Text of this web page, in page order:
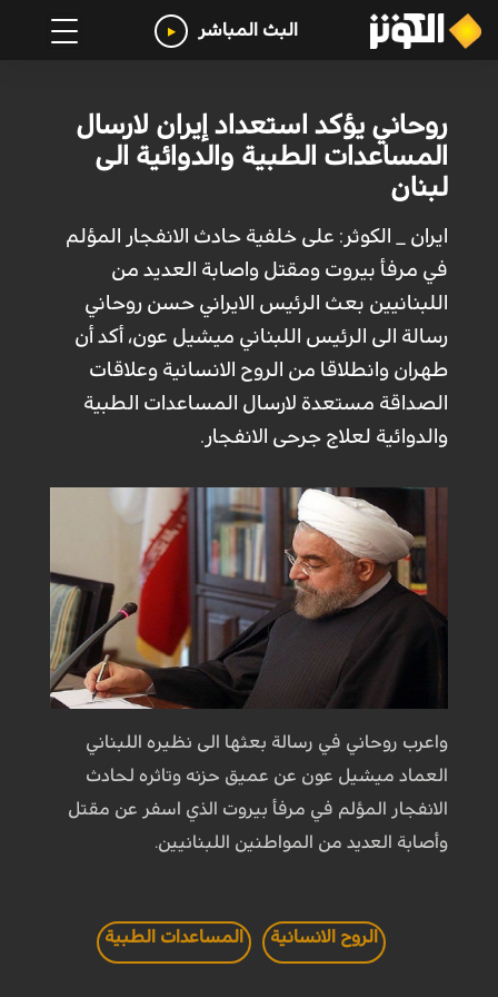
البث المباشر
روحاني يؤكد استعداد إيران لارسال
المساعدات الطبية والدوائية الى
لبنان
ايران _ الكوثر: على خلفية حادث الانفجار المؤلم
في مرفأ بيروت ومقتل واصابة العديد من
اللبنانيين بعث الرئيس الايراني حسن روحاني
رسالة الى الرئيس اللبناني ميشيل عون، أكد أن
طهران وانطلاقا من الروح الانسانية وعلاقات
الصداقة مستعدة لارسال المساعدات الطبية
والدوائية لعلاج جرحى الانفجار.
واعرب روحاني في رسالة بعثها الى نظيره اللبناني
العماد ميشيل عون عن عميق حزنه وتاثره لحادث
الانفجار المؤلم في مرفأ بيروت الذي اسفر عن مقتل
وأصابة العديد من المواطنين اللبنانيين.
الروح الانسانية المساعدات الطبية